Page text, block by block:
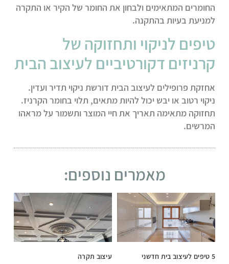
החומרים המתאימים ולבחון את החומר של הקיר או התקרה
למניעת בעיות בהתקנה.
טיפים לניקוי ותחזוקה של
קרניזים דקורטיביים לעיצוב הבית
אחזקת פרופילים לעיצוב הבית דורשת ניקוי תדיר ועדין.
ניקוי רטוב או יבש יכול להיות מתאים, תלוי בחומר הקרניז.
תחזוקה מתאימה תאריך את חיי המוצר ותשמור על מראהו
המרשים.
מאמרים נוספים:
5 טיפים לעיצוב בית חדשני עיצוב תקרה